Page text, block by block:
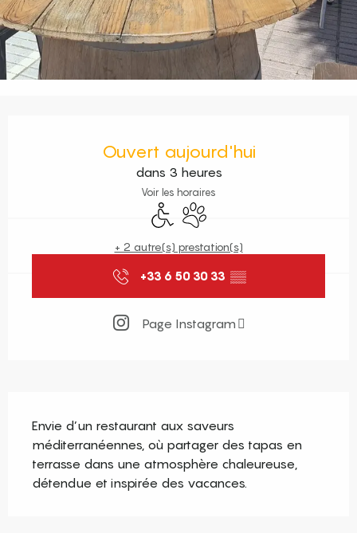
Ouvert aujourd'hui
dans 3 heures
Voir les horaires
Accès handicapés
Animaux acceptés
+ 2 autre(s) prestation(s)
+33 6 50 30 33 ▒▒
Page Instagram
Envie d’un restaurant aux saveurs
méditerranéennes, où partager des tapas en
terrasse dans une atmosphère chaleureuse,
détendue et inspirée des vacances.